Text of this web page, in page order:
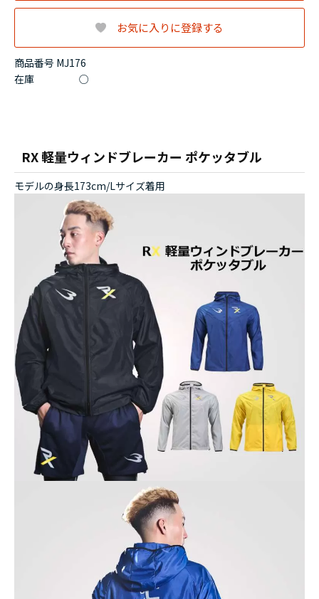
商品番号 MJ176
在庫 ○
お気に入りに登録する
RX 軽量ウィンドブレーカー ポケッタブル
モデルの身長173cm/Lサイズ着用